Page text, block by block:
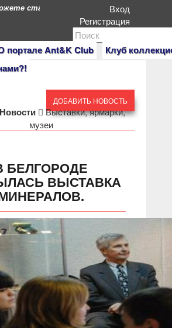
портале Ant&K Club
Клуб
стать героями нашего портала.
Вход
Регистрация
ДОБАВИТЬ НОВОСТЬ
Новости
Выставки, ярмарки,
музеи
БЕЛГОРОДЕ
ВЫСТАВКА